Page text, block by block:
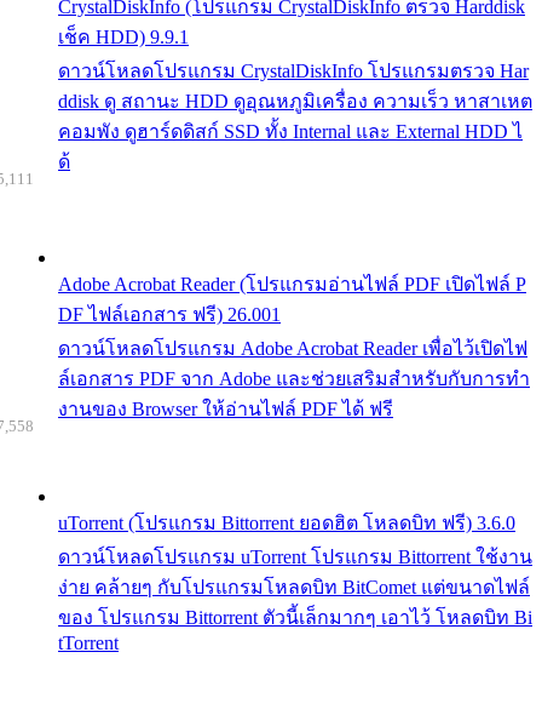
CrystalDiskInfo (โปรแกรม CrystalDiskInfo ตรวจ Harddisk
เช็ค HDD) 9.9.1
ดาวน์โหลดโปรแกรม CrystalDiskInfo โปรแกรมตรวจ Har
ddisk ดู สถานะ HDD ดูอุณหภูมิเครื่อง ความเร็ว หาสาเหต
คอมพัง ดูฮาร์ดดิสก์ SSD ทั้ง Internal และ External HDD ไ
ด้
Adobe Acrobat Reader (โปรแกรมอ่านไฟล์ PDF เปิดไฟล์ P
DF ไฟล์เอกสาร ฟรี) 26.001
ดาวน์โหลดโปรแกรม Adobe Acrobat Reader เพื่อไว้เปิดไฟ
ล์เอกสาร PDF จาก Adobe และช่วยเสริมสำหรับกับการทำ
งานของ Browser ให้อ่านไฟล์ PDF ได้ ฟรี
uTorrent (โปรแกรม Bittorrent ยอดฮิต โหลดบิท ฟรี) 3.6.0
ดาวน์โหลดโปรแกรม uTorrent โปรแกรม Bittorrent ใช้งาน
ง่าย คล้ายๆ กับโปรแกรมโหลดบิท BitComet แต่ขนาดไฟล์
ของ โปรแกรม Bittorrent ตัวนี้เล็กมากๆ เอาไว้ โหลดบิท Bi
tTorrent